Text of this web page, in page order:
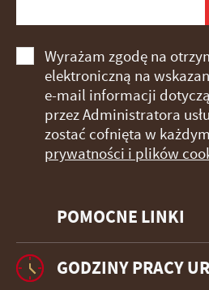
POMOCNE LINKI
Wyrażam zgodę na
elektroniczną na
e-mail informacji
przez Administratora
zostać cofnięta w
prywatności i plików
GODZINY PRACY